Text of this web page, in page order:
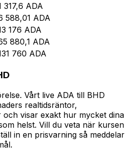
317,6 ADA
588,01 ADA
176 ADA
880,1 ADA
760 ADA
Vårt live ADA till BHD
realtidsräntor,
och visar exakt hur mycket dina
helst. Vill du veta när kursen
in en prisvarning så meddelar